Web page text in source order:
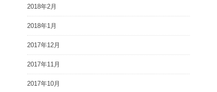
2018年2月
2018年1月
2017年12月
2017年11月
2017年10月